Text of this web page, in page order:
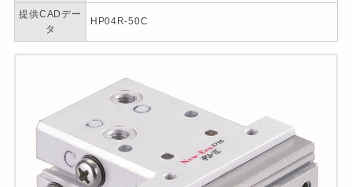
提供CADデー
タ
HP04R-50C